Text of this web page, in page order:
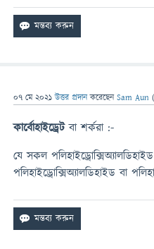
07 মে 2021 উত্তর প্রদান করেছেনSam Aun
কার্বোহাইড্রেটবা শর্করা :-
যে সকল
পলিহাইড্রোক্সিঅ্যালডিহাইড বা